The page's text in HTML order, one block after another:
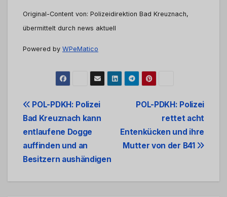
Original-Content von: Polizeidirektion Bad Kreuznach,
übermittelt durch news aktuell
Powered by WPeMatico
Beitrags-
Navigation
POL-PDKH: Polizei
rettet acht
Entenkücken und ihre
Mutter von der B41
POL-PDKH: Polizei
Bad Kreuznach kann
entlaufene Dogge
auffinden und an
Besitzern aushändigen